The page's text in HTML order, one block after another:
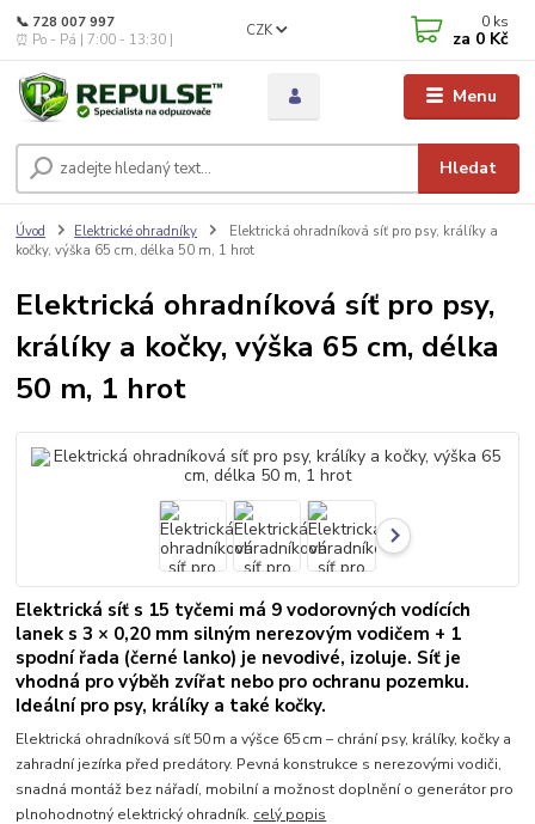
Menu
CZK
Hledat
📞 728 007 997
⏰ Po - Pá | 7:00 - 13:30 |
0 ks
za 0 Kč
Úvod Elektrické ohradníky
Elektrická ohradníková síť pro psy, králíky a
kočky, výška 65 cm, délka 50 m, 1 hrot
Elektrická ohradníková síť pro psy,
králíky a kočky, výška 65 cm, délka
50 m, 1 hrot
Elektrická síť s 15 tyčemi má 9 vodorovných vodících
lanek s 3 × 0,20 mm silným nerezovým vodičem + 1
spodní řada (černé lanko) je nevodivé, izoluje. Síť je
vhodná pro výběh zvířat nebo pro ochranu pozemku.
Ideální pro psy, králíky a také kočky.
Elektrická ohradníková síť 50 m a výšce 65 cm – chrání psy, králíky, kočky a
zahradní jezírka před predátory. Pevná konstrukce s nerezovými vodiči,
snadná montáž bez nářadí, mobilní a možnost doplnění o generátor pro
plnohodnotný elektrický ohradník. celý popis